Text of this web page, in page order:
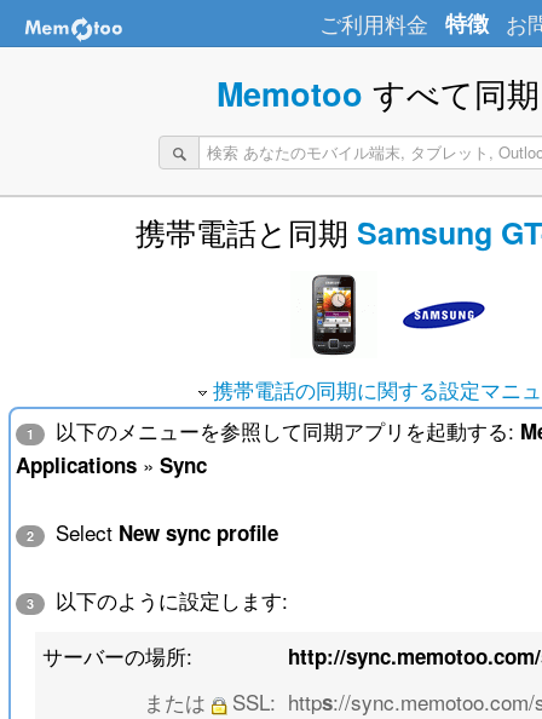
ご利用料金 特徴 お
Memotoo すべて同
携帯電話と同期 Samsung
携帯電話の同期に関する設定マニ
1 以下のメニューを参照して同期アプリを起動する:
Applications» Sync
2 Select New sync profile
3
以下のように設定します:
サーバーの場所:
http://
または SSL: https://